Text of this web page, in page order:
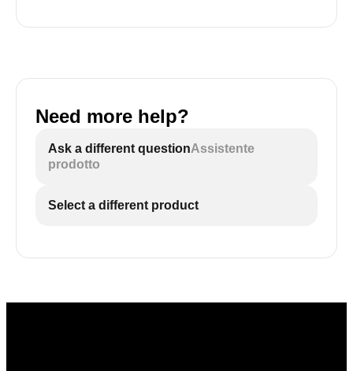
Need more help?
Ask a different questionAssistente
prodotto
Select a different product